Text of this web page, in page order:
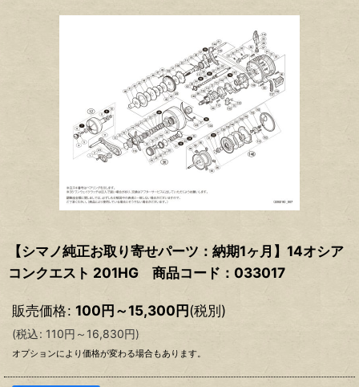
【シマノ純正お取り寄せパーツ：納期1ヶ月】14オシア
コンクエスト 201HG 商品コード：033017
販売価格: 100円～15,300円(税別)
(税込: 110円 ～16,830円)
オプションにより価格が変わる場合もあります。